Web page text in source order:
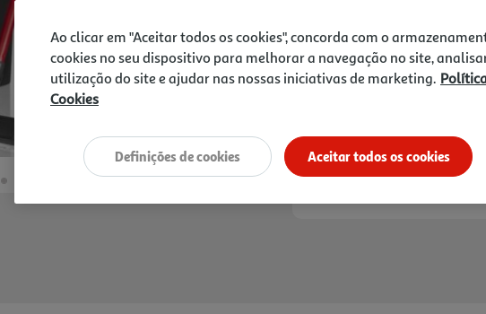
com água. A mopa de
água. Perfeito para
laváveis na máquina para
Notas de preparação
Ao clicar em "Aceitar todos os cookies", concorda com o
cookies no seu dispositivo para melhorar a navegação no site,
utilização do site e ajudar nas nossas iniciativas de marketing.
Cookies
Aceitar todos os cookies
Definições de cookies